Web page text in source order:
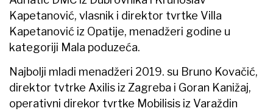
Kapetanović, vlasnik i direktor tvrtke Villa
Kapetanović iz Opatije, menadžeri godine u
kategoriji Mala poduzeća.
Najbolji mladi menadžeri 2019. su Bruno Kovačić,
direktor tvtrke Axilis iz Zagreba i Goran Kanižaj,
operativni direkor tvrtke Mobilisis iz Varaždin